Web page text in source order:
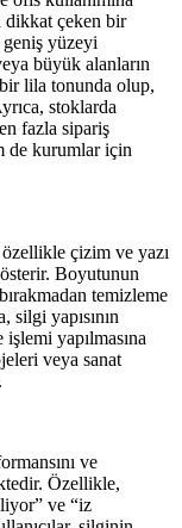
dikkat çeken bir
yüzeyi
büyük alanların
lila tonunda olup,
stoklarda
fazla sipariş
de kurumlar için
çizim ve yazı
Boyutunun
temizleme
silgi yapısının
yapılmasına
veya sanat
ve
Özellikle,
ve “iz